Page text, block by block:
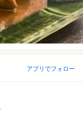
アプリでフォロー